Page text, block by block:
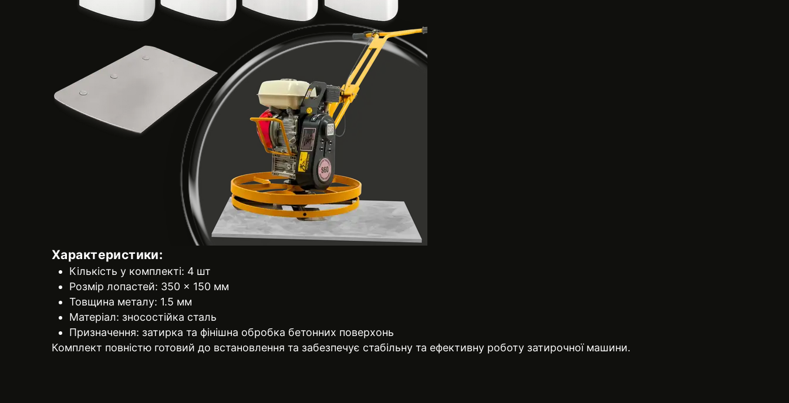
Характеристики:
Кількість у комплекті: 4 шт
Розмір лопастей: 350 × 150 мм
Товщина металу: 1.5 мм
Матеріал: зносостійка сталь
Призначення: затирка та фінішна обробка бетонних поверхонь
Комплект повністю готовий до встановлення та забезпечує стабільну та ефективну роботу затирочної машини.